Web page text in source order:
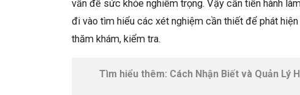
vấn đề sức khỏe nghiêm trọng. Vậy cần tiến hành
đi vào tìm hiểu các xét nghiệm cần thiết để phát
thăm khám, kiểm tra.
Tìm hiểu thêm: Cách Nhận Biết và Quản Lý